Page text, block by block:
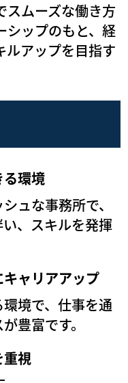
スムーズな働き方
シップのもと、経
ルアップを目指す
環境
ュな事務所で、
、スキルを発揮
ャリアアップ
境で、仕事を通
豊富です。
重視